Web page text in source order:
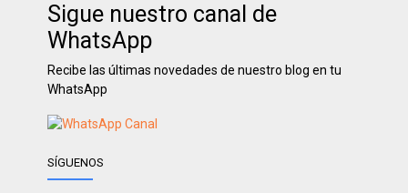
Sigue nuestro canal de
WhatsApp
Recibe las últimas novedades de nuestro blog en tu
WhatsApp
SÍGUENOS